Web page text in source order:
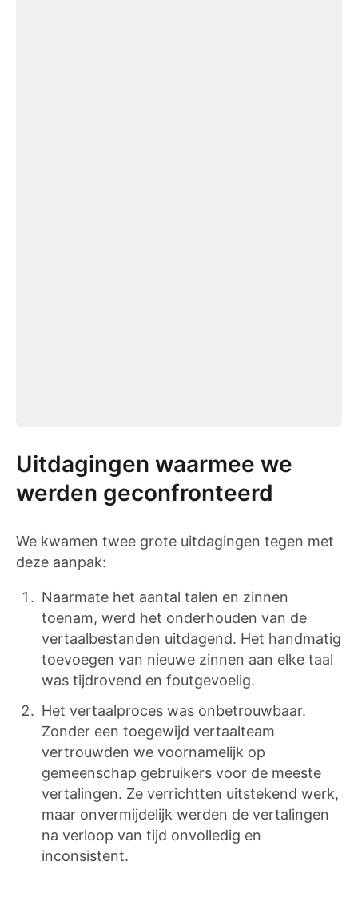
Uitdagingen waarmee we
werden geconfronteerd
We kwamen twee grote uitdagingen tegen met
deze aanpak:
Naarmate het aantal talen en zinnen
toenam, werd het onderhouden van de
vertaalbestanden uitdagend. Het handmatig
toevoegen van nieuwe zinnen aan elke taal
was tijdrovend en foutgevoelig.
Het vertaalproces was onbetrouwbaar.
Zonder een toegewijd vertaalteam
vertrouwden we voornamelijk op
gemeenschap gebruikers voor de meeste
vertalingen. Ze verrichtten uitstekend werk,
maar onvermijdelijk werden de vertalingen
na verloop van tijd onvolledig en
inconsistent.